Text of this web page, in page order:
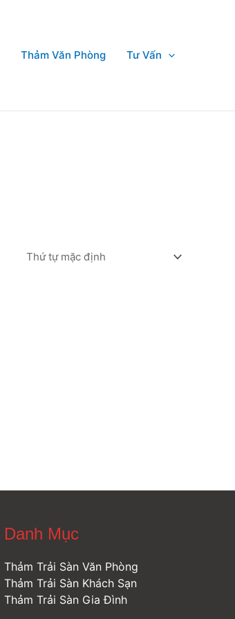
Thảm Văn Phòng Tư Vấn
Danh Mục
Thảm Trải Sàn Văn Phòng
Thảm Trải Sàn Khách Sạn
Thảm Trải Sàn Gia Đình